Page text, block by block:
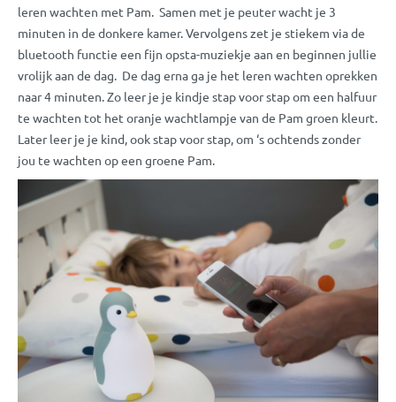
leren wachten met Pam. Samen met je peuter wacht je 3
minuten in de donkere kamer. Vervolgens zet je stiekem via de
bluetooth functie een fijn opsta-muziekje aan en beginnen jullie
vrolijk aan de dag. De dag erna ga je het leren wachten oprekken
naar 4 minuten. Zo leer je je kindje stap voor stap om een halfuur
te wachten tot het oranje wachtlampje van de Pam groen kleurt.
Later leer je je kind, ook stap voor stap, om ‘s ochtends zonder
jou te wachten op een groene Pam.